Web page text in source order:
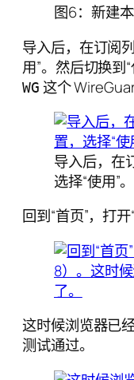
图6：新建
导入后，在订阅
用”。然后切换到
WG 这个
导入后，在
选择“使用”。
回到“首页”，打
这时候浏览器已
测试通过。